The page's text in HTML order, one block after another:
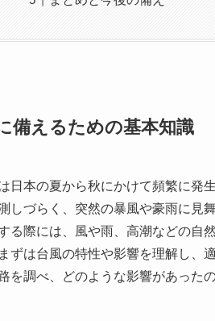
備えるための基本知識
日本の夏から秋にかけて頻繁に発
しづらく、突然の暴風や豪雨に見
る際には、風や雨、高潮などの自
ずは台風の特性や影響を理解し、
を調べ、どのような影響があった